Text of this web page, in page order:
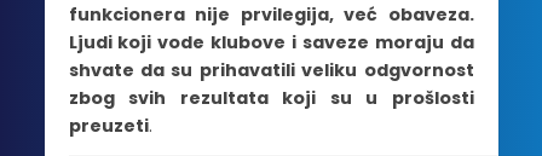
funkcionera nije prvilegija, već obaveza.
Ljudi koji vode klubove i saveze moraju da
shvate da su prihavatili veliku odgvornost
zbog svih rezultata koji su u prošlosti
preuzeti.